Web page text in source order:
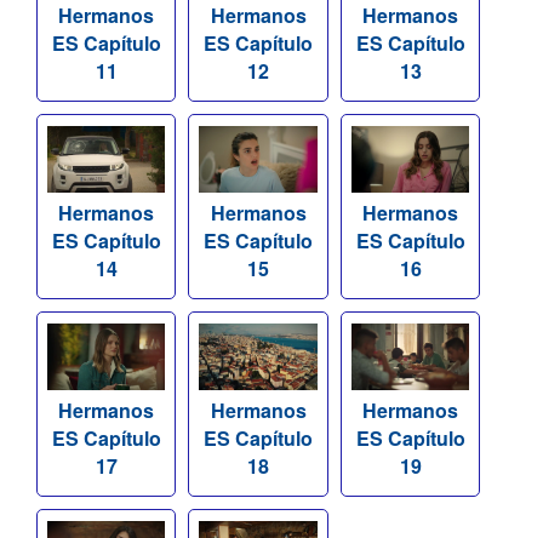
Hermanos
ES Capítulo
11
Hermanos
ES Capítulo
12
Hermanos
ES Capítulo
13
Hermanos
ES Capítulo
14
Hermanos
ES Capítulo
15
Hermanos
ES Capítulo
16
Hermanos
ES Capítulo
17
Hermanos
ES Capítulo
18
Hermanos
ES Capítulo
19